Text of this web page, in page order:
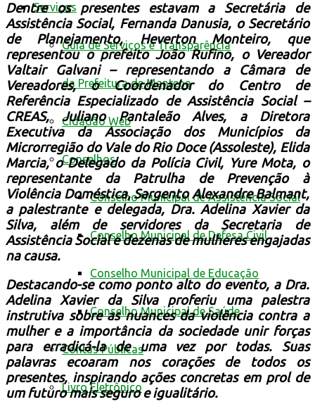
Serviços
Guia de Serviços e Transparência
da Prefeitura de Mantena
Cidadão Web
Conselhos
Conselho Municipal de Assistência Social
Conselho Municipal de Defesa Civil
Conselho Municipal de Educação
Conselho Municipal de Saúde
Contas Públicas
Livro Eletrônico
Dentre os presentes estavam a Secretária de
Assistência Social, Fernanda Danusia, o Secretário
de Planejamento, Heverton Monteiro, que
representou o prefeito João Rufino, o Vereador
Valtair Galvani – representando a Câmara de
Vereadores, o Coordenador do Centro de
Referência Especializado de Assistência Social –
CREAS, Juliano Pantaleão Alves, a Diretora
Executiva da Associação dos Municípios da
Microrregião do Vale do Rio Doce (Assoleste), Elida
Marcia, o Delegado da Polícia Civil, Yure Mota, o
representante da Patrulha de Prevenção à
Violência Doméstica, Sargento Alexandre Balmant,
a palestrante e delegada, Dra. Adelina Xavier da
Silva, além de servidores da Secretaria de
Assistência Social e dezenas de mulheres engajadas
na causa.
Destacando-se como ponto alto do evento, a Dra.
Adelina Xavier da Silva proferiu uma palestra
instrutiva sobre as nuances da violência contra a
mulher e a importância da sociedade unir forças
para erradicá-la de uma vez por todas. Suas
palavras ecoaram nos corações de todos os
presentes, inspirando ações concretas em prol de
um futuro mais seguro e igualitário.